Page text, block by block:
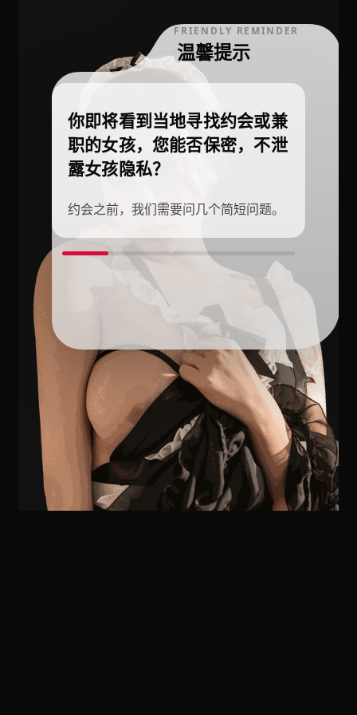
FRIENDLY REMINDER
温馨提示
你即将看到当地寻找约会或兼
职的女孩，您能否保密，不泄
露女孩隐私？
约会之前，我们需要问几个简短问题。